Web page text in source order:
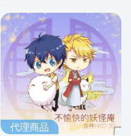
代理商品